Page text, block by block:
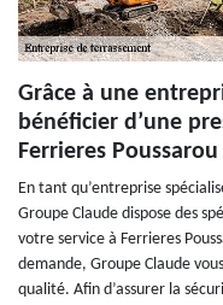
Grâce à une
bénéficier d’une
Ferrieres Poussarou
En tant qu’entreprise
Groupe Claude dispose des
votre service à Ferrieres
demande, Groupe Claude
qualité. Afin d’assurer la